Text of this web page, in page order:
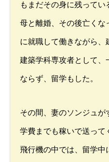
もまだその身に残ってい
母と離婚、その後亡くな
に就職して働きながら、
建築学科専攻者として、
ならず、留学もした。
その間、妻のソンジュが
学費までも稼いで送って
飛行機の中では、留学中